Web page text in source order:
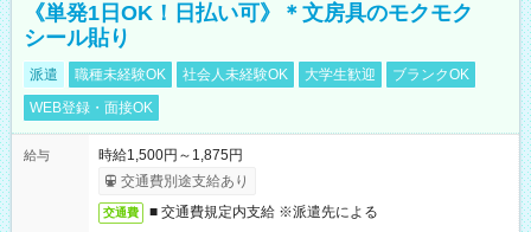
《単発1日OK！日払い可》＊文房具のモクモク
シール貼り
派遣 職種未経験OK 社会人未経験OK 大学生歓迎
ブランクOK
WEB登録・面接OK
給与
時給1,500円～1,875円
交通費別途支給あり
交通費 ■ 交通費規定内支給 ※派遣先による